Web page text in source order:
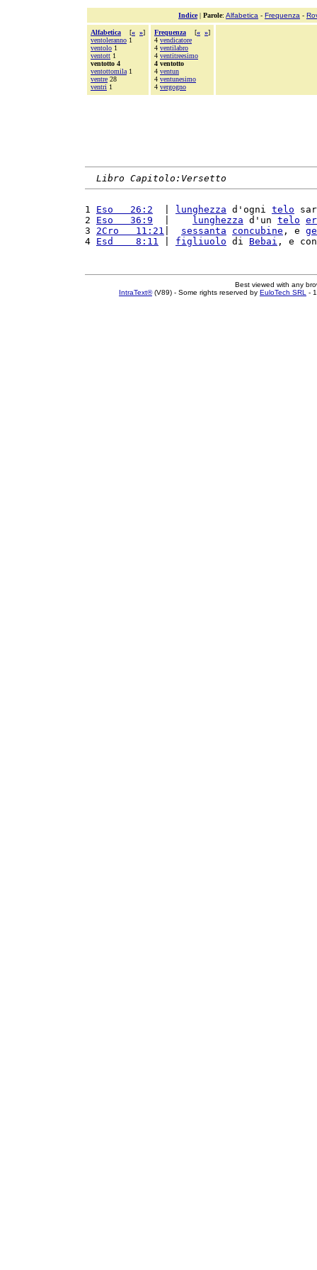
Indice| Parole: Alfabetica - Frequenza -
Alfabetica [« »]
ventoleranno 1
ventolo 1
ventott 1
ventotto 4
ventottomila 1
ventre 28
ventri 1
Frequenza [« »]
4 vendicatore
4 ventilabro
4 ventitreesimo
4 ventotto
4 ventun
4 ventunesimo
4 vergogno
Libro Capitolo:Versetto
1 Eso   26:2 lunghezza d'ogni telo
2 Eso   36:9 lunghezza d'un telo
3 2Cro   11:21 sessanta concubine , e
4 Esd    8:11 figliuolo di Bebai , e
Best viewed with any
IntraText®(V89) - Some rights reserved by EuloTech SRL -